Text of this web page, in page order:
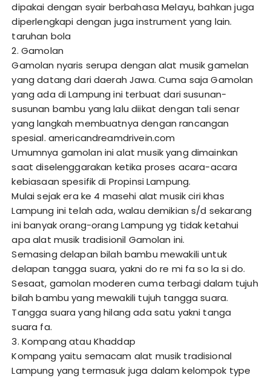
dipakai dengan syair berbahasa Melayu, bahkan juga
diperlengkapi dengan juga instrument yang lain.
taruhan bola
2. Gamolan
Gamolan nyaris serupa dengan alat musik gamelan
yang datang dari daerah Jawa. Cuma saja Gamolan
yang ada di Lampung ini terbuat dari susunan-
susunan bambu yang lalu diikat dengan tali senar
yang langkah membuatnya dengan rancangan
spesial. americandreamdrivein.com
Umumnya gamolan ini alat musik yang dimainkan
saat diselenggarakan ketika proses acara-acara
kebiasaan spesifik di Propinsi Lampung.
Mulai sejak era ke 4 masehi alat musik ciri khas
Lampung ini telah ada, walau demikian s/d sekarang
ini banyak orang-orang Lampung yg tidak ketahui
apa alat musik tradisionil Gamolan ini.
Semasing delapan bilah bambu mewakili untuk
delapan tangga suara, yakni do re mi fa so la si do.
Sesaat, gamolan moderen cuma terbagi dalam tujuh
bilah bambu yang mewakili tujuh tangga suara.
Tangga suara yang hilang ada satu yakni tanga
suara fa.
3. Kompang atau Khaddap
Kompang yaitu semacam alat musik tradisional
Lampung yang termasuk juga dalam kelompok type